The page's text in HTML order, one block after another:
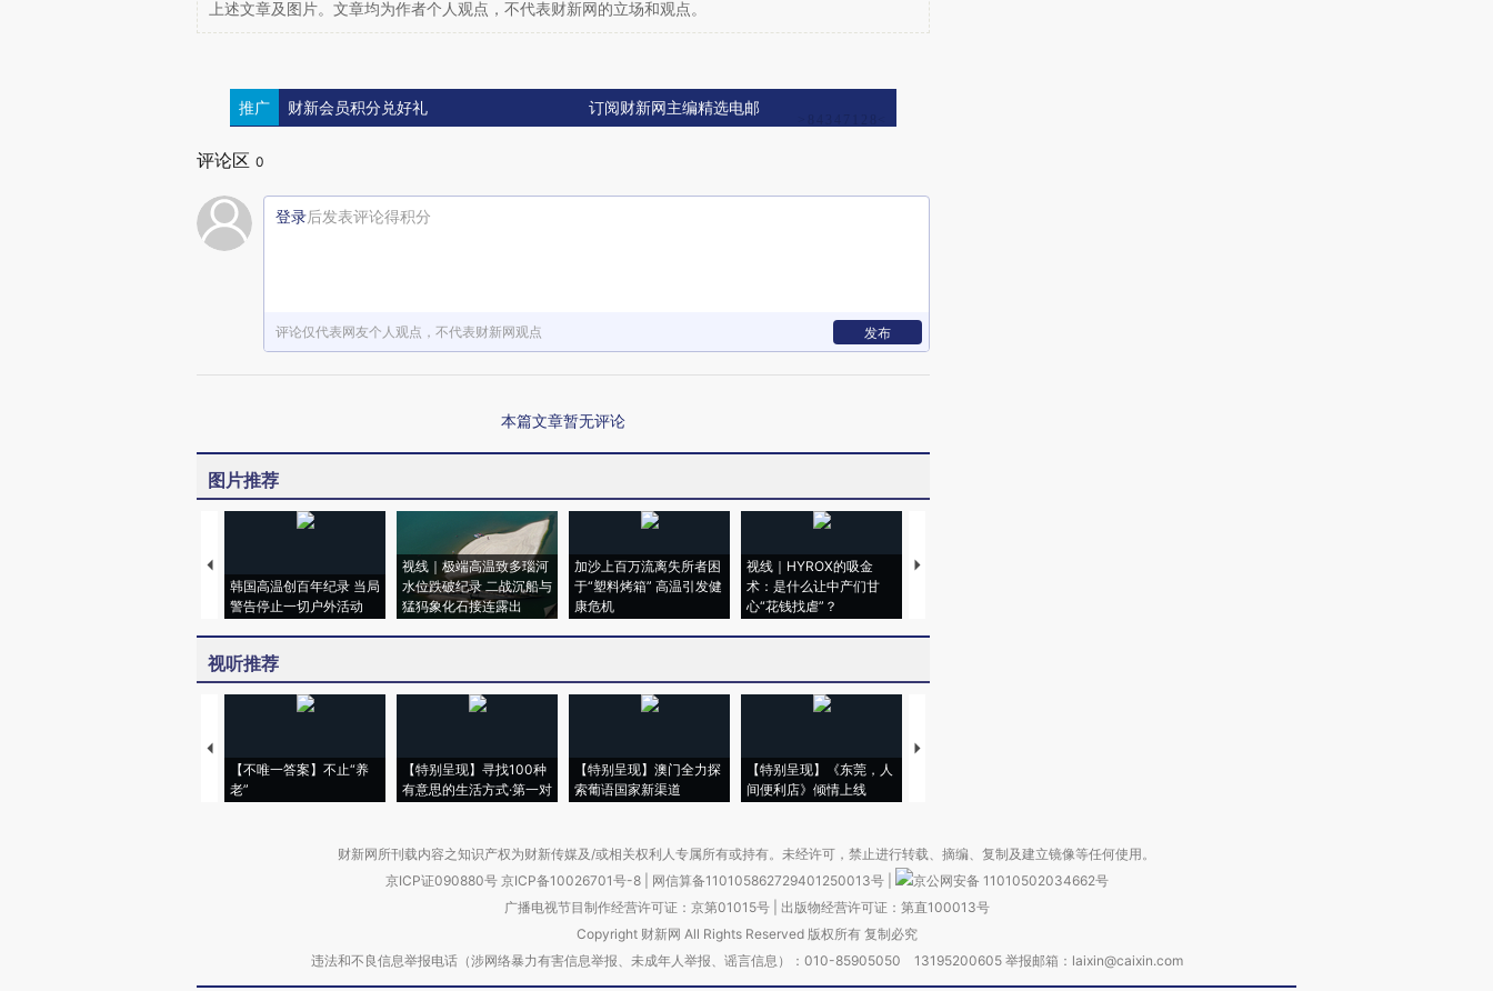
上述文章及图片。文章均为作者个人观点，不代表财新网的立场和观点。
推广 财新会员积分兑好礼 订阅财新网主编精选电邮
评论区 0
登录后发表评论得积分
评论仅代表网友个人观点，不代表财新网观点 发布
本篇文章暂无评论
图片推荐
韩国高温创百年纪录 当局
警告停止一切户外活动
视线｜极端高温致多瑙河
水位跌破纪录 二战沉船与
猛犸象化石接连露出
加沙上百万流离失所者困
于“塑料烤箱” 高温引发健
康危机
视线｜HYROX的吸金
术：是什么让中产们甘
心“花钱找虐”？
马航飞行员跨国走私7万
视听推荐
【不唯一答案】不止“养
老”
【特别呈现】寻找100种
有意思的生活方式·第一对
【特别呈现】澳门全力探
索葡语国家新渠道
【特别呈现】《东莞，人
间便利店》倾情上线
【推广】走进第四届链博
财新网所刊载内容之知识产权为财新传媒及/或相关权利人专属所有或持有。未经许可，禁止进行转载、摘编、复制及建立镜像等任何使用。
京ICP证090880号 京ICP备10026701号-8 网信算备110105862729401250013号
京公网安备 11010502034662号
广播电视节目制作经营许可证：京第01015号| 出版物经营许可证：第直100013号
Copyright 财新网 All Rights Reserved 版权所有 复制必究
违法和不良信息举报电话（涉网络暴力有害信息举报、未成年人举报、谣言信息）：010-85905050 13195200605 举报邮箱：laixin@caixin.com